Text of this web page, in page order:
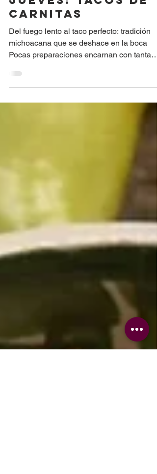
RINCÓN DE RECETAS
LA RECETA DE LOS
JUEVES: Tacos de
Carnitas
michoacana que se deshace en la boca
Pocas preparaciones encarnan con tanta
fuerza el alma de...